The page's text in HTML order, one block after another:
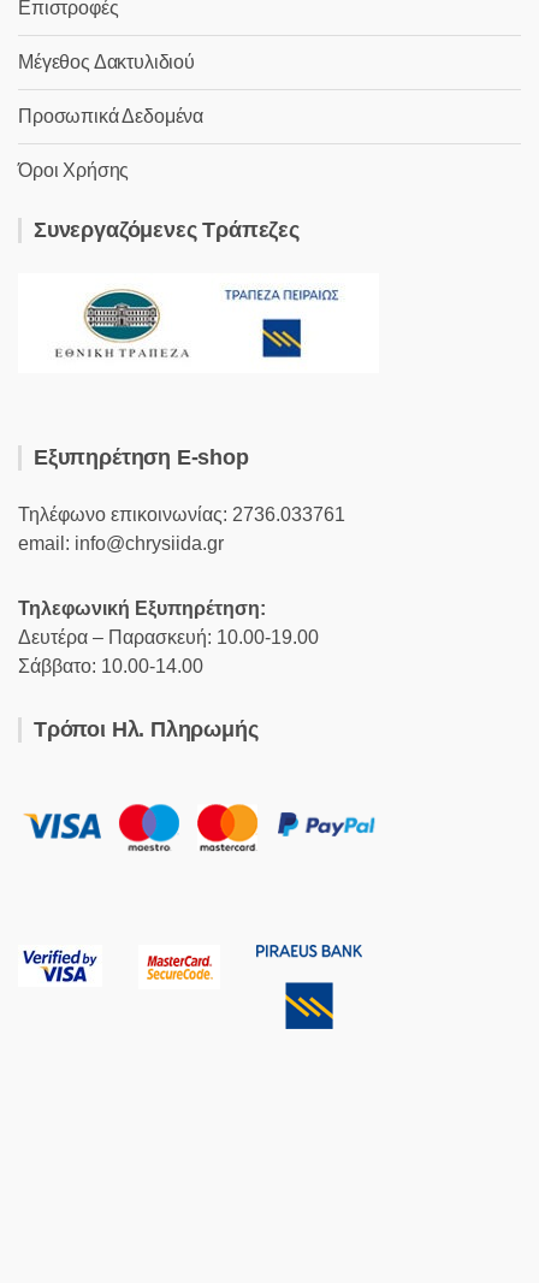
Επιστροφές
Μέγεθος Δακτυλιδιού
Προσωπικά Δεδομένα
Όροι Χρήσης
Συνεργαζόμενες Τράπεζες
Εξυπηρέτηση E-shop
Τηλέφωνο επικοινωνίας: 2736.033761
email: info@chrysiida.gr
Τηλεφωνική Εξυπηρέτηση:
Δευτέρα – Παρασκευή: 10.00-19.00
Σάββατο: 10.00-14.00
Τρόποι Ηλ. Πληρωμής